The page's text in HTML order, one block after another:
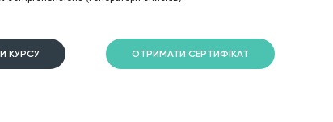
даних у Python.
КУРСУ ОТРИМАТИ СЕРТИФІКАТ